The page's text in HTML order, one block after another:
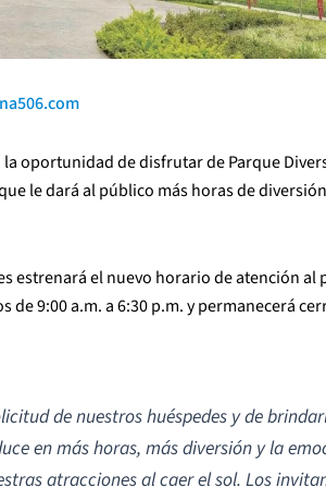
oportunidad de disfrutar de Parque
le dará al público más horas de
estrenará el nuevo horario de atención al
9:00 a.m. a 6:30 p.m. y permanecerá
de nuestros huéspedes y de
en más horas, más diversión y la
atracciones al caer el sol. Los